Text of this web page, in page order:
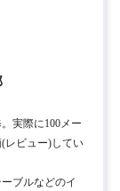
実際に100メー
レビュー)してい
ブルなどのイ